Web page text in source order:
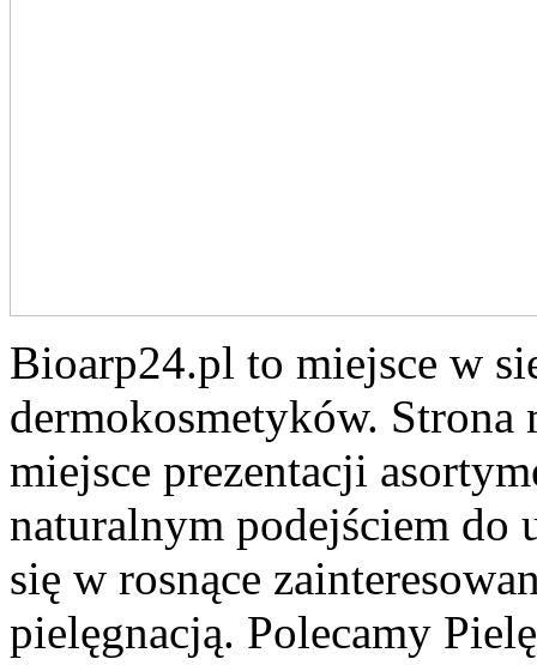
Bioarp24.pl to miejsce w
dermokosmetyków.
miejsce prezentacji
naturalnym podejściem do
się w rosnące
pielęgnacją. Polecamy